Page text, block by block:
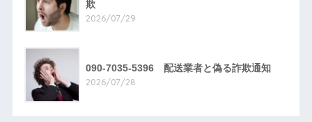
欺
2026/07/29
090-7035-5396 配送業者と偽る詐欺通知
2026/07/28